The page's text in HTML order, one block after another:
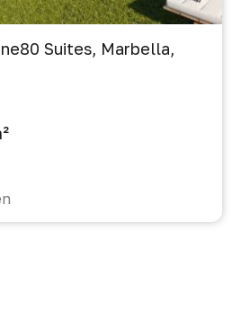
Suites, Marbella,